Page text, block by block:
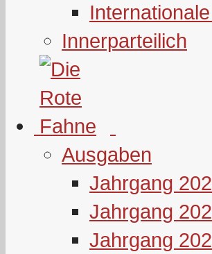
Innerparteilich
Ausgaben
Jahrgang
Jahrgang
Jahrgang